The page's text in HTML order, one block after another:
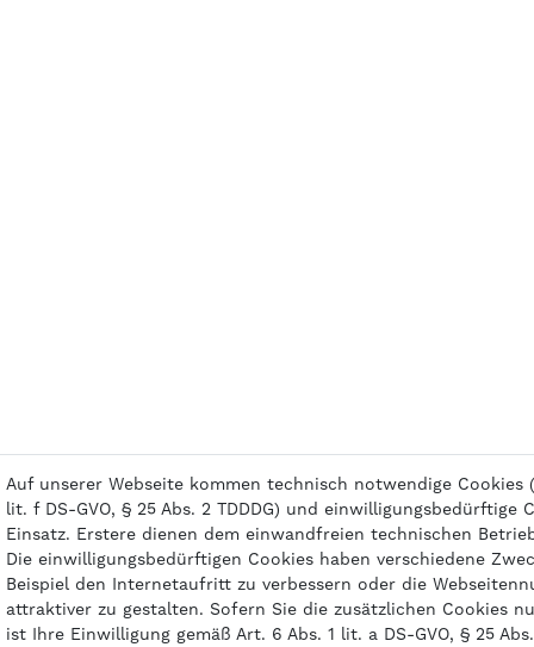
Auf unserer Webseite kommen technisch notwendige Cookies
lit. f DS-GVO, § 25 Abs. 2 TDDDG) und einwilligungsbedürftige
Einsatz. Erstere dienen dem einwandfreien technischen
Die einwilligungsbedürftigen Cookies haben verschiedene
Beispiel den Internetaufritt zu verbessern oder die
attraktiver zu gestalten. Sofern Sie die zusätzlichen Cookies
ist Ihre Einwilligung gemäß Art. 6 Abs. 1 lit. a DS-GVO, § 25 Abs.